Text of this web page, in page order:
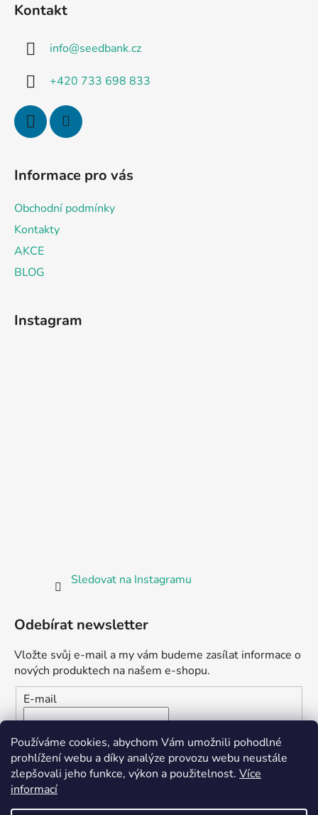
Používáme cookies, abychom Vám umožnili pohodlné
prohlížení webu a díky analýze provozu webu neustále
zlepšovali jeho funkce, výkon a použitelnost. Více
informací
Kontakt
info@seedbank.cz
+420 733 698 833
Informace pro vás
Obchodní podmínky
Kontakty
AKCE
BLOG
Instagram
Sledovat na Instagramu
Odebírat newsletter
Vložte svůj e-mail a my vám budeme zasílat informace o
nových produktech na našem e-shopu.
E-mail
Vložením e-mailu souhlasíte s
podmínkami ochrany
osobních údajů
PŘIHLÁSIT SE